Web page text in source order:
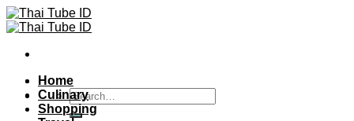
Skip
to
Home
Culinary
Shopping